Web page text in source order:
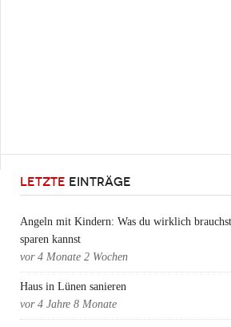
LETZTE EINTRÄGE
Angeln mit Kindern: Was du wirklich
sparen kannst
vor 4 Monate 2 Wochen
Haus in Lünen sanieren
vor 4 Jahre 8 Monate